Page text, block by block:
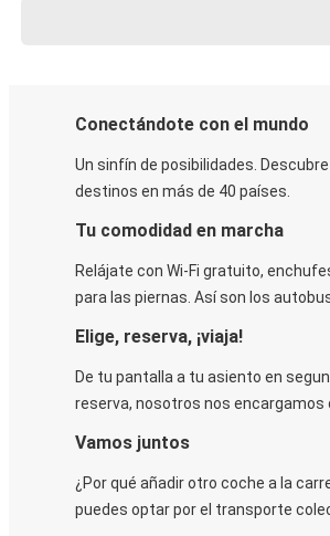
Conectándote con el mundo
Un sinfín de posibilidades.
destinos en más de 40 países.
Tu comodidad en marcha
Relájate con Wi-Fi gratuito,
para las piernas. Así son los
Elige, reserva, ¡viaja!
De tu pantalla a tu asiento en
reserva, nosotros nos encargamos
Vamos juntos
¿Por qué añadir otro coche a la
puedes optar por el transporte